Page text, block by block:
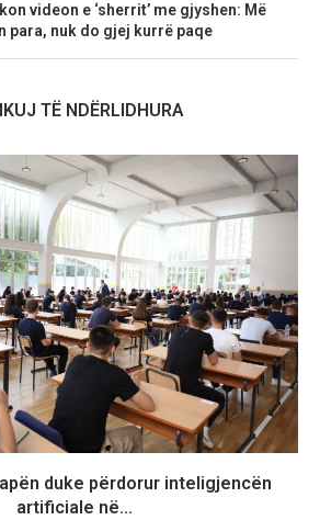
videon e ‘sherrit’ me gjyshen: Më
para, nuk do gjej kurrë paqe
TË NDËRLIDHURA
duke përdorur inteligjencën
artificiale në...